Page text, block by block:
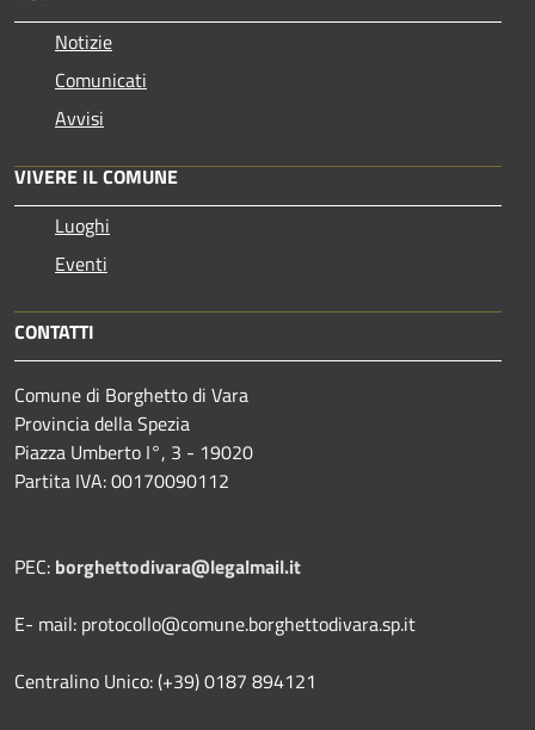
Notizie
Comunicati
Avvisi
VIVERE IL COMUNE
Luoghi
Eventi
CONTATTI
Comune di Borghetto di Vara
Provincia della Spezia
Piazza Umberto I°, 3 - 19020
Partita IVA: 00170090112
PEC: borghettodivara@legalmail.it
E- mail: protocollo@comune.borghettodivara.sp.it
Centralino Unico: (+39) 0187 894121